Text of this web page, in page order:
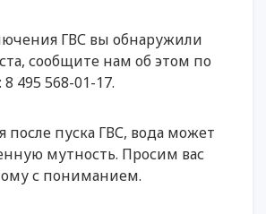
ГВС вы обнаружили
сообщите нам об этом по
495 568-01-17.
после пуска ГВС, вода может
мутность. Просим вас
с пониманием.